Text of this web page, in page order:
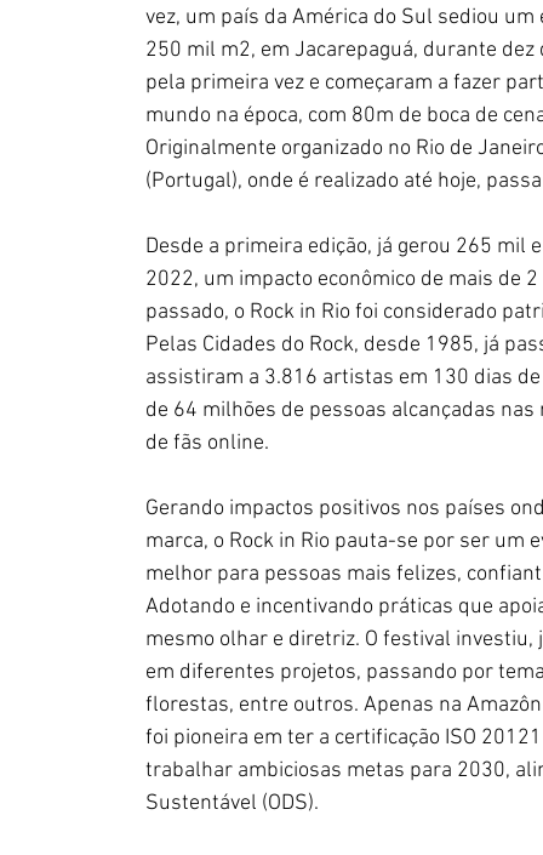
vez, um país da América do Sul sediou
250 mil m2, em Jacarepaguá, durante
pela primeira vez e começaram a fazer
mundo na época, com 80m de boca de
Originalmente organizado no Rio de
(Portugal), onde é realizado até hoje,
Desde a primeira edição, já gerou 265
2022, um impacto econômico de mais de
passado, o Rock in Rio foi considerado
Pelas Cidades do Rock, desde 1985, já
assistiram a 3.816 artistas em 130 dias
de 64 milhões de pessoas alcançadas
de fãs online.
Gerando impactos positivos nos países
marca, o Rock in Rio pauta-se por ser
melhor para pessoas mais felizes,
Adotando e incentivando práticas que
mesmo olhar e diretriz. O festival
em diferentes projetos, passando por
florestas, entre outros. Apenas na
foi pioneira em ter a certificação ISO
trabalhar ambiciosas metas para 2030,
Sustentável (ODS).